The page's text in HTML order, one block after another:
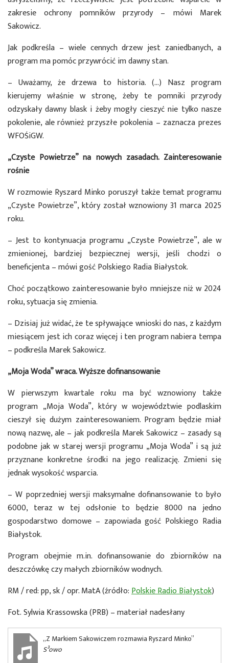
zakresie ochrony pomników przyrody – mówi Marek
Sakowicz.
Jak podkreśla – wiele cennych drzew jest zaniedbanych, a
program ma pomóc przywrócić im dawny stan.
– Uważamy, że drzewa to historia. (…) Nasz program
kierujemy właśnie w stronę, żeby te pomniki przyrody
odzyskały dawny blask i żeby mogły cieszyć nie tylko nasze
pokolenie, ale również przyszłe pokolenia – zaznacza prezes
WFOŚiGW.
„Czyste Powietrze” na nowych zasadach. Zainteresowanie
rośnie
W rozmowie Ryszard Minko poruszył także temat programu
„Czyste Powietrze”, który został wznowiony 31 marca 2025
roku.
– Jest to kontynuacja programu „Czyste Powietrze”, ale w
zmienionej, bardziej bezpiecznej wersji, jeśli chodzi o
beneficjenta – mówi gość Polskiego Radia Białystok.
Choć początkowo zainteresowanie było mniejsze niż w 2024
roku, sytuacja się zmienia.
– Dzisiaj już widać, że te spływające wnioski do nas, z każdym
miesiącem jest ich coraz więcej i ten program nabiera tempa
– podkreśla Marek Sakowicz.
„Moja Woda” wraca. Wyższe dofinansowanie
W pierwszym kwartale roku ma być wznowiony także
program „Moja Woda”, który w województwie podlaskim
cieszył się dużym zainteresowaniem. Program będzie miał
nową nazwę, ale – jak podkreśla Marek Sakowicz – zasady są
podobne jak w starej wersji programu „Moja Woda” i są już
przyznane konkretne środki na jego realizację. Zmieni się
jednak wysokość wsparcia.
– W poprzedniej wersji maksymalne dofinansowanie to było
6000, teraz w tej odsłonie to będzie 8000 na jedno
gospodarstwo domowe – zapowiada gość Polskiego Radia
Białystok.
Program obejmie m.in. dofinansowanie do zbiorników na
deszczówkę czy małych zbiorników wodnych.
RM / red: pp, sk / opr. MatA (źródło:Polskie Radio Białystok)
Fot. Sylwia Krassowska (PRB) – materiał nadesłany
„Z Markiem Sakowiczem rozmawia Ryszard Minko”
S³owo